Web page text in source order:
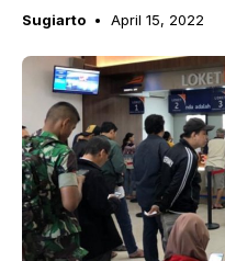
Sugiarto April 15, 2022